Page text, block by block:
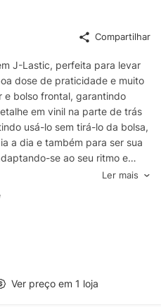
Compartilhar
J-Lastic, perfeita para levar
dose de praticidade e muito
e bolso frontal, garantindo
em vinil na parte de trás
usá-lo sem tirá-lo da bolsa,
a dia e também para ser sua
se ao seu ritmo e
no visual.A alça de
confortavelmente ao
liberdade em qualquer
seus itens de festa e
bolsa de carnaval que
versátil e cheia de estilo!
Ler mais
Ver preço em 1 loja